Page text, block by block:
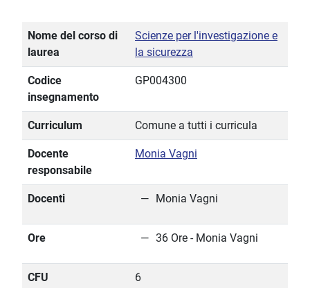
Nome del corso di
laurea
Scienze per l'investigazione e
la sicurezza
Codice
insegnamento
GP004300
Curriculum Comune a tutti i curricula
Docente
responsabile
Monia Vagni
Docenti Monia Vagni
Ore 36 Ore - Monia Vagni
CFU 6